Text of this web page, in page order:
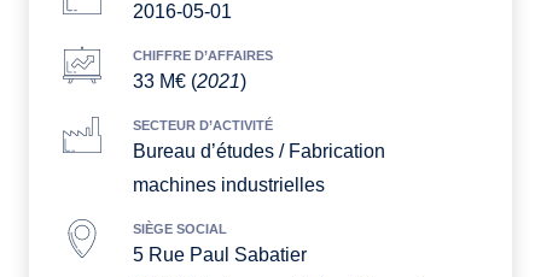
2016-05-01
CHIFFRE D’AFFAIRES
33 M€ (2021)
SECTEUR D’ACTIVITÉ
Bureau d’études / Fabrication
machines industrielles
SIÈGE SOCIAL
5 Rue Paul Sabatier